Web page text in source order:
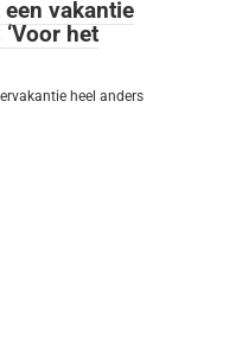
vakantie
het
heel anders